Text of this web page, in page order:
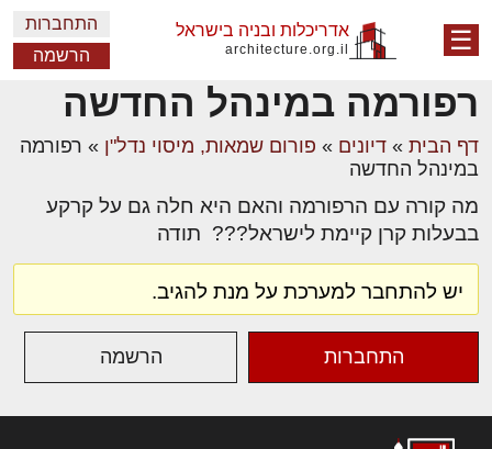
☰ אדריכלות ובניה בישראל
architecture.org.il
התחברות
הרשמה
רפורמה במינהל החדשה
דף הבית » דיונים » פורום שמאות, מיסוי נדל"ן » רפורמה
במינהל החדשה
מה קורה עם הרפורמה והאם היא חלה גם על קרקע
בבעלות קרן קיימת לישראל??? תודה
יש להתחבר למערכת על מנת להגיב.
התחברות הרשמה